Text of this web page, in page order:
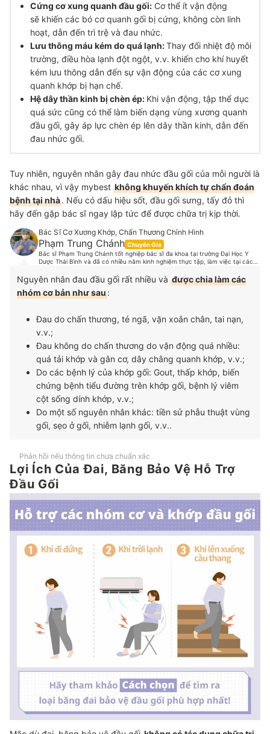
Cứng cơ xung quanh đầu gối: Cơ thể ít vận động
sẽ khiến các bó cơ quanh gối bị cứng, không còn linh
hoạt, dẫn đến trì trệ và đau nhức.
Lưu thông máu kém do quá lạnh:Thay đổi nhiệt độ môi
trường, điều hòa lạnh đột ngột, v.v. khiến cho khí huyết
kém lưu thông dẫn đến sự vận động của các cơ xung
quanh khớp bị hạn chế.
Hệ dây thần kinh bị chèn ép: Khi vận động, tập thể dục
quá sức cũng có thể làm biến dạng vùng xương quanh
đầu gối, gây áp lực chèn ép lên dây thần kinh, dẫn đến
đau nhức gối.
Tuy nhiên, nguyên nhân gây đau nhức đầu gối của mỗi người là
khác nhau, vì vậy mybest không khuyến khích tự chẩn đoán
bệnh tại nhà. Nếu có dấu hiệu sốt, đầu gối sưng, tấy đỏ thì
hãy đến gặp bác sĩ ngay lập tức để được chữa trị kịp thời.
Bác Sĩ Cơ Xương Khớp, Chấn Thương Chỉnh Hình
Phạm Trung Chánh Chuyên Gia
Bác sĩ Phạm Trung Chánh tốt nghiệp bác sĩ đa khoa tại trường Đại Học Y
Dược Thái Bình và đã có nhiều năm kinh nghiệm thực tập, làm việc tại các
khoa Cơ Xương Khớp, hợp tác chuyên môn và hợp tác phẫu thuật các bệnh
lý cơ xương khớp với một số bệnh viện tại Tp.HCM. Là một người thích vận
động thể thao, bác sĩ Chánh cũng có những nghiên cứu sâu về dinh dưỡng,
chế độ luyện tập, các chấn thương trong thể thao và đã từng điều trị cho
Thái, cầu lông, boxing v.v.
Nguyên nhân đau đầu gối rất nhiều và được chia làm các
nhóm cơ bản như sau:
Đau do chấn thương, té ngã, vặn xoắn chân, tai nạn,
v.v.;
Đau không do chấn thương do vận động quá nhiều:
quá tải khớp và gân cơ, dây chằng quanh khớp, v.v.;
Do các bệnh lý của khớp gối: Gout, thấp khớp, biến
chứng bệnh tiểu đường trên khớp gối, bệnh lý viêm
cột sống dính khớp, v.v.;
Do một số nguyên nhân khác: tiền sử phẫu thuật vùng
gối, sẹo ở gối, nhiễm lạnh gối, v.v..
Phản hồi nếu thông tin chưa chuẩn xác
Lợi Ích Của Đai, Băng Bảo Vệ Hỗ Trợ
Đầu Gối